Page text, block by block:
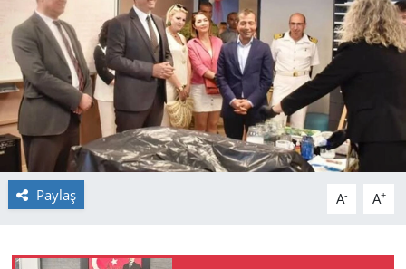
Paylaş A- A+
MAGAZİN
POLİTİKA
RESMİ İLANLAR
SAĞLIK